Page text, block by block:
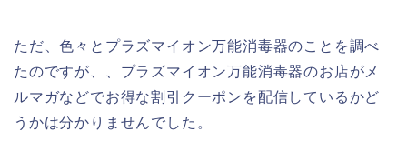
ただ、色々とプラズマイオン万能消毒器のことを調べ
たのですが、、プラズマイオン万能消毒器のお店がメ
ルマガなどでお得な割引クーポンを配信しているかど
うかは分かりませんでした。